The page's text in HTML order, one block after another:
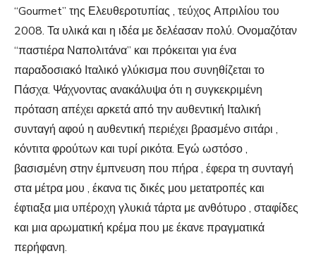
“Gourmet” της Ελευθεροτυπίας , τεύχος Απριλίου του
2008. Τα υλικά και η ιδέα με δελέασαν πολύ. Ονομαζόταν
“παστιέρα Ναπολιτάνα” και πρόκειται για ένα
παραδοσιακό Ιταλικό γλύκισμα που συνηθίζεται το
Πάσχα. Ψάχνοντας ανακάλυψα ότι η συγκεκριμένη
πρόταση απέχει αρκετά από την αυθεντική Ιταλική
συνταγή αφού η αυθεντική περιέχει βρασμένο σιτάρι ,
κόντιτα φρούτων και τυρί ρικότα. Εγώ ωστόσο ,
βασισμένη στην έμπνευση που πήρα , έφερα τη συνταγή
στα μέτρα μου , έκανα τις δικές μου μετατροπές και
έφτιαξα μια υπέροχη γλυκιά τάρτα με ανθότυρο , σταφίδες
και μια αρωματική κρέμα που με έκανε πραγματικά
περήφανη.